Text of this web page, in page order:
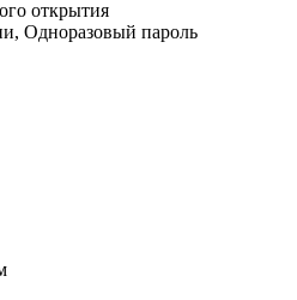
открытия
Одноразовый пароль